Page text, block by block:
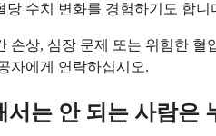
당 수치 변화를 경험하기도 합니
손상, 심장 문제 또는 위험한
자에게 연락하십시오.
는 안 되는 사람은